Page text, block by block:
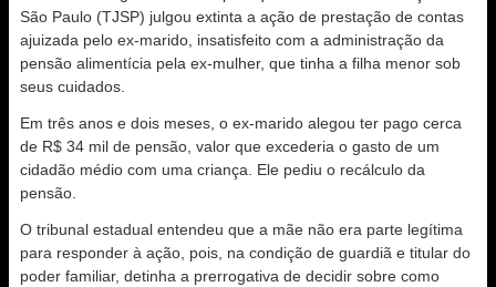
São Paulo (TJSP) julgou extinta a ação de prestação de contas
ajuizada pelo ex-marido, insatisfeito com a administração da
pensão alimentícia pela ex-mulher, que tinha a filha menor sob
seus cuidados.
Em três anos e dois meses, o ex-marido alegou ter pago cerca
de R$ 34 mil de pensão, valor que excederia o gasto de um
cidadão médio com uma criança. Ele pediu o recálculo da
pensão.
O tribunal estadual entendeu que a mãe não era parte legítima
para responder à ação, pois, na condição de guardiã e titular do
poder familiar, detinha a prerrogativa de decidir sobre como